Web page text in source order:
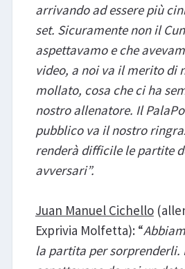
arrivando ad essere più
set. Sicuramente non il
aspettavamo e che
video, a noi va il merito di
mollato, cosa che ci ha
nostro allenatore. Il
pubblico va il nostro
renderà difficile le partite
avversari”.
Juan Manuel Cichello
Exprivia Molfetta): “
la partita per sorprenderli.